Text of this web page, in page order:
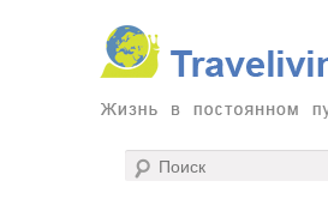
Traveliving
Жизнь в постоянном путешествии